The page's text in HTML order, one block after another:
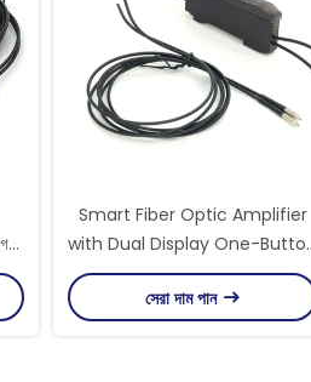
Smart Fiber Optic Amplifier
with Dual Display One-
Setup 50μs Response for
Industrial Automation
সেরা দাম পান